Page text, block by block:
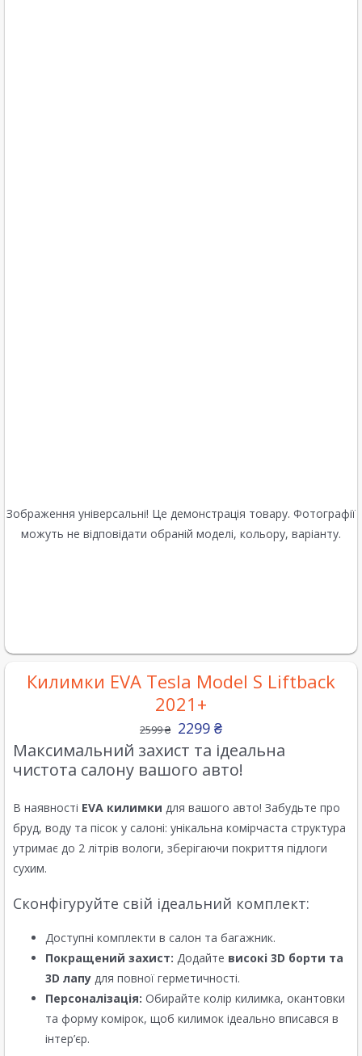
Зображення універсальні! Це демонстрація товару. Фотографії
можуть не відповідати обраній моделі, кольору, варіанту.
Килимки EVA Tesla Model S Liftback
2021+
2599₴ 2299 ₴
Максимальний захист та ідеальна
чистота салону вашого авто!
В наявності EVA килимки для вашого авто! Забудьте про
бруд, воду та пісок у салоні: унікальна комірчаста структура
утримає до 2 літрів вологи, зберігаючи покриття підлоги
сухим.
Сконфігуруйте свій ідеальний комплект:
Доступні комплекти в салон та багажник.
Покращений захист: Додайте високі 3D борти та
3D лапу для повної герметичності.
Персоналізація: Обирайте колір килимка, окантовки
та форму комірок, щоб килимок ідеально вписався в
інтер’єр.